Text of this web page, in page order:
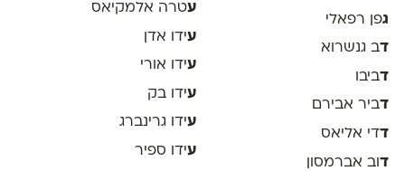
גפן רפאלי
דב גנשרוא
דביבו
דביר אבירם
דדי אליאס
דוב אברמסון
עטרה אלמקיאס
עידו אדן
עידו אורי
עידו בק
עידו גרינברג
עידו ספיר